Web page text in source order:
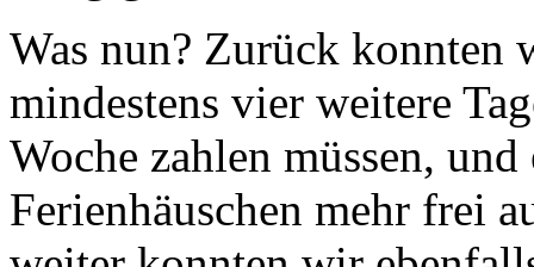
Was nun? Zurück
mindestens vier weitere
Woche zahlen müssen,
Ferienhäuschen mehr frei